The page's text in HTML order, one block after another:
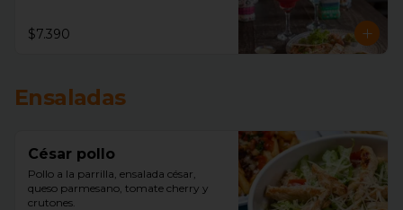
$7.390
Ensaladas
César pollo
Pollo a la parrilla, ensalada césar,
queso parmesano, tomate cherry y
crutones.